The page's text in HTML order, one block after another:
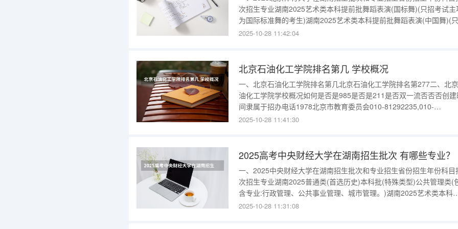
次招生专业湖南2025艺术类本科提前批舞蹈表演(国标舞)(只招考试主
为国际标准舞的考生)湖南2025艺术类本科提前批舞蹈表演(中国舞)(
考试主项为中国舞的考生)湖南2025艺术类本科提前批舞蹈表演(编创实
2025-10-28 11:42:04
北京石油化工学院排名第几 学校概况
一、北京石油化工学院排名第几北京石油化工学院排名第277二、北
油化工学院学校概况如何是否是985是否是211是否双一流否否否创
间隶属于招办电话1978北京市教育委员会010-81292235,010-
81292236学校类型所处城市办学层次工科北京本科更多数据请进入：
2025-10-28 11:41:30
2025高考中央财经大学在湖南招生批次 有哪些专业？
一、2025中央财经大学在湖南招生批次和专业招生省份招生年份科目
次招生专业湖南2025普通类(首选历史)本科批(特殊类型)公共管理类(
含专业:行政管理、公共事业管理、城市管理。)湖南2025艺术类本科
前批视觉传达设计(要求高考外语单科成绩不低于90分)湖南2025普通类
2025-10-28 11:31:08